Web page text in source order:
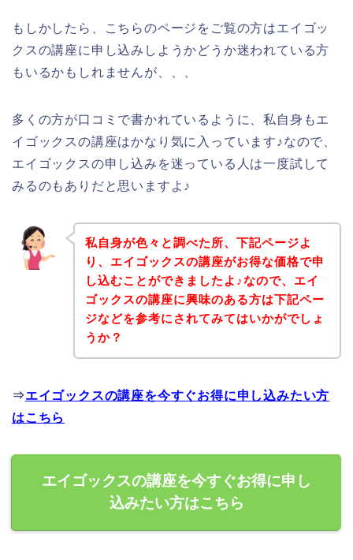
もしかしたら、こちらのページをご覧の方はエイゴッ
クスの講座に申し込みしようかどうか迷われている方
もいるかもしれませんが、、、
多くの方が口コミで書かれているように、私自身もエ
イゴックスの講座はかなり気に入っています♪なので、
エイゴックスの申し込みを迷っている人は一度試して
みるのもありだと思いますよ♪
私自身が色々と調べた所、下記ページよ
り、エイゴックスの講座がお得な価格で申
し込むことができましたよ♪なので、エイ
ゴックスの講座に興味のある方は下記ペー
ジなどを参考にされてみてはいかがでしょ
うか？
⇒エイゴックスの講座を今すぐお得に申し込みたい方
はこちら
エイゴックスの講座を今すぐお得に申し
込みたい方はこちら